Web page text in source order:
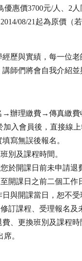
惠價3700元/人、2
08/21起為原價
歷與實績，每一位
師們將會自我介紹
→辦理繳費→傳真繳
入會員後，直接線上
寫無誤後報名。
別及課程時間。
於開課日前未申請退
開課日之前二個工
與開課當日，恕不
訂課程、受理報名
、更換班別及課程時
。